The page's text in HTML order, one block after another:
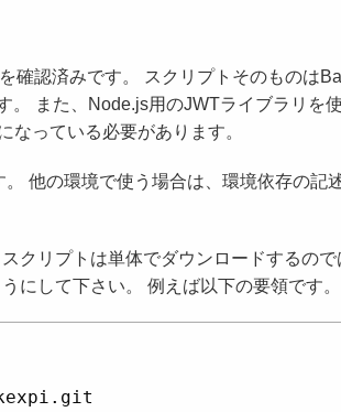
確認済みです。 スクリプトそのものは
。 また、Node.js用のJWTライブラリを
なっている必要があります。
他の環境で使う場合は、環境依存の記
クリプトは単体でダウンロードするので
にして下さい。 例えば以下の要領です。